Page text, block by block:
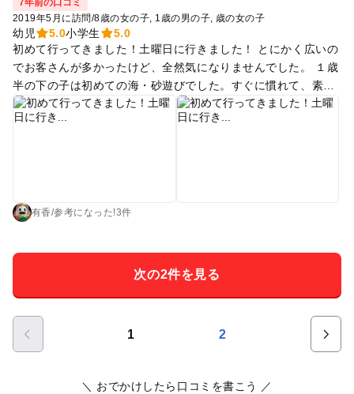
7年前の口コミ
2019年5月に訪問/8歳の女の子 1歳の男の子 歳の女の子
幼児 5.0小学生
5.0
初めて行ってきました！土曜日に行きました！ とにかく広いの
でお客さんが多かったけど、全然気になりませんでした。 １歳
半の下の子は初めての海・砂遊びでした。すぐに慣れて、素手
で蟹を捕まえたり泥んこになりながらたくさん遊んでました♪
シャワーがあるのですが、水しか出ずとにかく冷たかったです
有香/参考に なった!3件
次の2件を見る
1 2
＼ おでかけしたら口コミを書こう ／